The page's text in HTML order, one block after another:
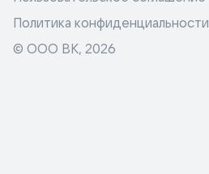
Политика конфиденциальности
© ООО ВК, 2026